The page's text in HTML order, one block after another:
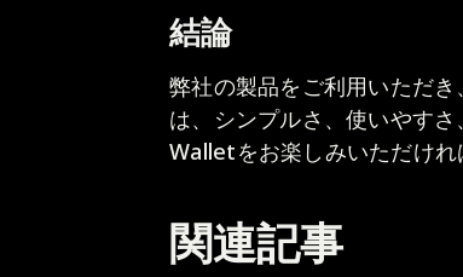
結論
弊社の製品をご利用いただ
は、シンプルさ、使いやす
Walletをお楽しみいただけれ
関連記事